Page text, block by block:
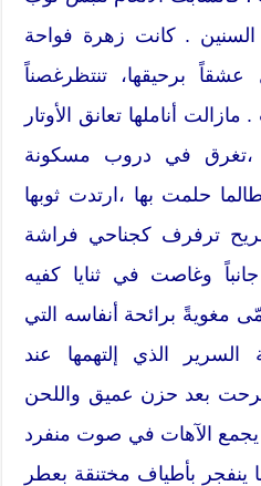
. كانت زهرة فواحة
برحيقها، تنتظرغصناً
أناملها تعانق الأوتار
في دروب مسكونة
حلمت بها ،ارتدت ثوبها
ترفرف كجناحي فراشة
وغاصت في ثنايا كفيه
مغويةً برائحة أنفاسه التي
السرير الذي إلتهمها عند
بعد حزن عميق واللحن
يجمع الآهات في صوت منفرد
بأطياف مختنقة بعطر